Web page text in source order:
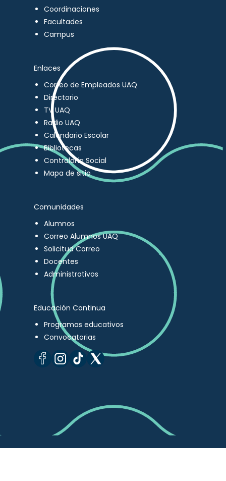
Coordinaciones
Facultades
Campus
Enlaces
Correo de Empleados UAQ
Directorio
TV UAQ
Radio UAQ
Calendario Escolar
Bibliotecas
Contraloría Social
Mapa de sitio
Comunidades
Alumnos
Correo Alumnos UAQ
Solicitud Correo
Docentes
Administrativos
Educación Continua
Programas educativos
Convocatorias